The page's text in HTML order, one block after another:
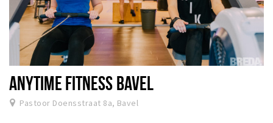
ANYTIME FITNESS BAVEL
Pastoor Doensstraat 8a, Bavel